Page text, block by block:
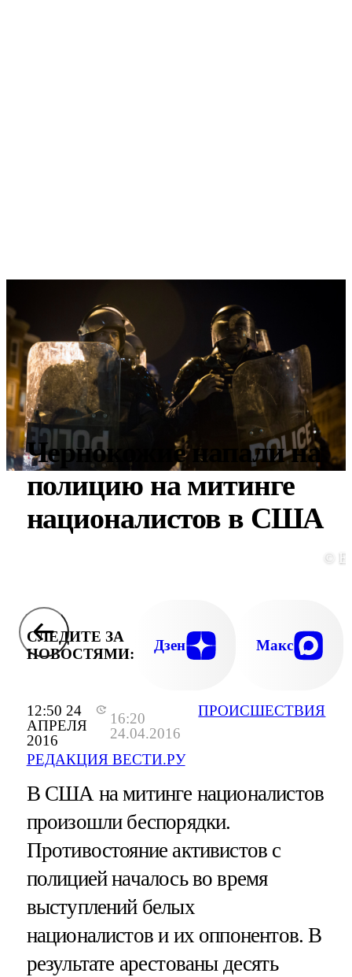
12:50 24
АПРЕЛЯ
2016
16:20
24.04.2016
РЕДАКЦИЯ ВЕСТИ.РУ
ПРОИСШЕСТВИЯ
Чернокожие напали на
полицию на митинге
националистов в США
©
СЛЕДИТЕ ЗА
НОВОСТЯМИ:
Дзен Макс
В США на митинге националистов
произошли беспорядки.
Противостояние активистов с
полицией началось во время
выступлений белых
националистов и их оппонентов. В
результате арестованы десять